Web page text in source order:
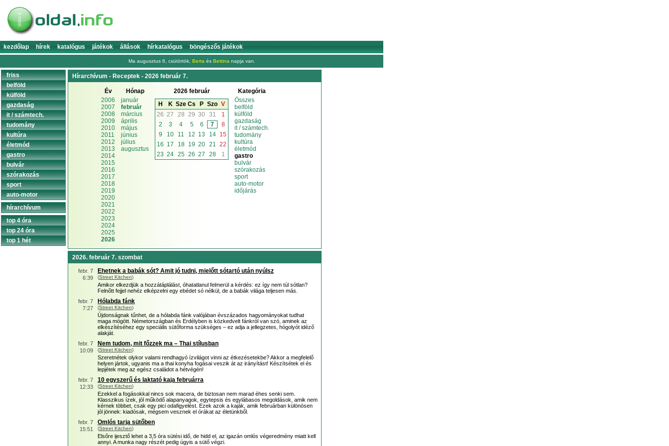
kezdőlap hírek katalógus játékok állások hírkatalógus böngészős játékok
Ma augusztus 6, csütörtök, Berta és Bettina napja van.
Hírarchívum - Receptek - 2026 február 7.
Év
2006
2007
2008
2009
2010
2011
2012
2013
2014
2015
2016
2017
2018
2019
2020
2021
2022
2023
2024
2025
2026
Hónap
január
február
március
április
május
június
július
augusztus
2026 február
H
K Sze Cs P Szo V
26 27 28 29 30 31
1
2
3 4 5 6 7
8
9
10 11 12 13 14
15
16 17 18 19 20 21
22
23 24 25 26 27 28 1
Kategória
Összes
belföld
külföld
gazdaság
it / számtech.
tudomány
kultúra
életmód
gastro
bulvár
szórakozás
sport
auto-motor
időjárás
2026. február 7. szombat
febr. 7
6:39
Ehetnek a babák sót? Amit jó tudni, mielőtt sótartó után nyúlsz
(Street Kitchen)
Amikor elkezdjük a hozzátáplálást, óhatatlanul felmerül a kérdés: ez így nem túl sótlan?
Felnőtt fejjel nehéz elképzelni egy ebédet só nélkül, de a babák világa teljesen más.
febr. 7
7:27
Hólabda fánk
(Street Kitchen)
Újdonságnak tűnhet, de a hólabda fánk valójában évszázados hagyományokat tudhat
maga mögött. Németországban és Erdélyben is közkedvelt fánkról van szó, aminek az
elkészítéséhez egy speciális sütőforma szükséges – ez adja a jellegzetes, hógolyót idéző
alakját.
febr. 7
10:09
Nem tudom, mit főzzek ma – Thai stílusban
(Street Kitchen)
Szeretnétek olykor valami rendhagyó ízvilágot vinni az étkezésetekbe? Akkor a megfelelő
helyen jártok, ugyanis ma a thai konyha fogásai veszik át az irányítást! Készítsétek el és
lepjétek meg az egész családot a hétvégén!
febr. 7
12:33
10 egyszerű és laktató kaja februárra
(Street Kitchen)
Ezekkel a fogásokkal nincs sok macera, de biztosan nem marad éhes senki sem.
Klasszikus ízek, jól működő alapanyagok, egytepsis és egylábasos megoldások, amik nem
kérnek többet, csak egy pici odafigyelést. Ezek azok a kaják, amik februárban különösen
jól jönnek: kiadósak, mégsem vesznek el órákat az életünkből.
febr. 7
15:51
Omlós tarja sütőben
(Street Kitchen)
Elsőre ijesztő lehet a 3,5 óra sütési idő, de hidd el, az igazán omlós végeredmény miatt kell
annyi. A munka nagy részét pedig úgyis a sütő végzi.
friss
belföld
külföld
gazdaság
it / számtech.
tudomány
kultúra
életmód
gastro
bulvár
szórakozás
sport
auto-motor
hírarchívum
top 4 óra
top 24 óra
top 1 hét